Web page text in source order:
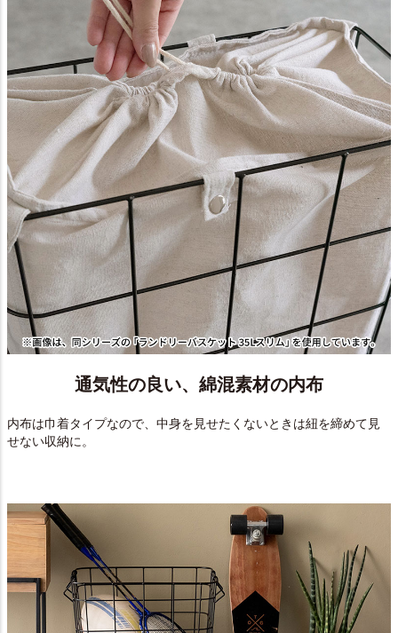
通気性の良い、綿混素材の内布
内布は巾着タイプなので、中身を見せたくないときは紐を締めて見
せない収納に。